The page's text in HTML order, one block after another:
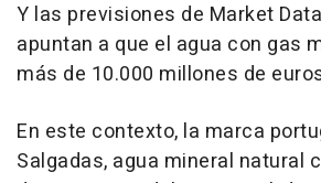
Y las previsiones de Market
apuntan a que el agua con gas
más de 10.000 millones de
En este contexto, la marca
Salgadas, agua mineral natural